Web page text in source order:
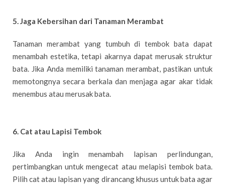
5. Jaga Kebersihan dari Tanaman Merambat
Tanaman merambat yang tumbuh di tembok bata dapat
menambah estetika, tetapi akarnya dapat merusak struktur
bata. Jika Anda memiliki tanaman merambat, pastikan untuk
memotongnya secara berkala dan menjaga agar akar tidak
menembus atau merusak bata.
6. Cat atau Lapisi Tembok
Jika Anda ingin menambah lapisan perlindungan,
pertimbangkan untuk mengecat atau melapisi tembok bata.
Pilih cat atau lapisan yang dirancang khusus untuk bata agar